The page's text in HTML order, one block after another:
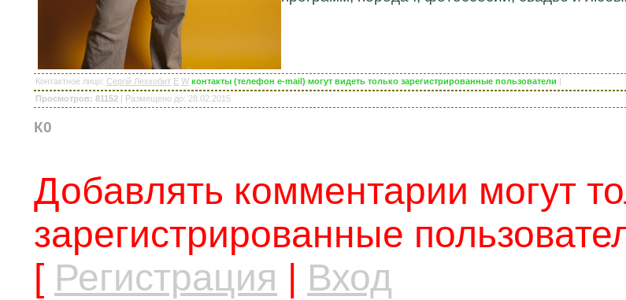
Контактное лицо: Сергій Лехкобит E W контакты (телефон e-mail) могут видеть только зарегистрированные пользователи |
Просмотров: 81152 | Размещено до: 28.02.2015
К0
Добавлять комментарии могут
зарегистрированные
[ Регистрация Вход